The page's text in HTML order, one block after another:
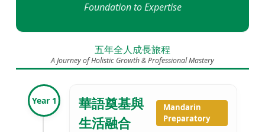
Foundation to Expertise
五年全人成長旅程
A Journey of Holistic Growth & Professional Mastery
Year 1
華語奠基與
生活融合
Mandarin
Preparatory